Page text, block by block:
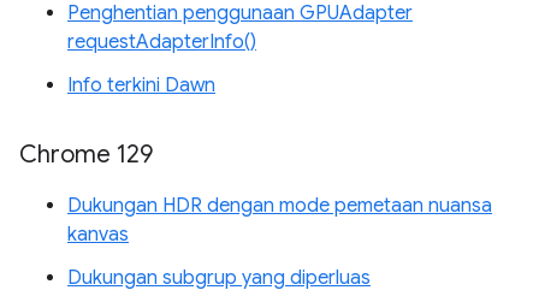
Penghentian penggunaan GPUAdapter
requestAdapterInfo()
Info terkini Dawn
Chrome 129
Dukungan HDR dengan mode pemetaan nuansa
kanvas
Dukungan subgrup yang diperluas